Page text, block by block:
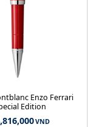
Enzo Ferrari
Edition
VND